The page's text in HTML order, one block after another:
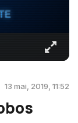
13 mai, 2019, 11:52